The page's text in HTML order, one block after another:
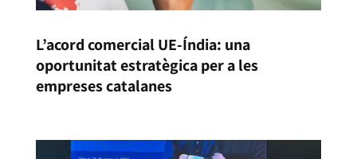
L’acord comercial UE-Índia: una
oportunitat estratègica per a les
empreses catalanes